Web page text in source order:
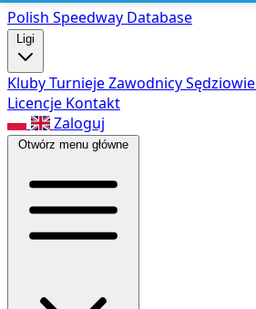
Polish Speedway Database
Ligi
KlubyTurniejeZawodnicySędziowie
Licencje Kontakt
Zaloguj
Otwórz menu główne